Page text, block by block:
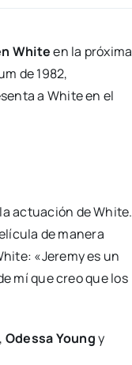
Whiteen la próxima
de 1982,
a White en el
actuación de White.
de manera
«Jeremy es un
mí que creo que los
, Odessa Youngy